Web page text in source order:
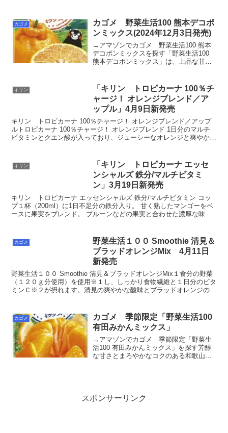
カゴメ
カゴメ 野菜生活100 熊本デコポ
ンミックス(2024年12月3日発売)
→アマゾンでカゴメ 野菜生活100 熊本
デコポンミックスを探す「野菜生活100
熊本デコポンミックス」は、上品な甘さ
糖不使用で、1日分※のビタミンＣを摂る
ことができ...
キリン
「キリン トロピカーナ 100％チ
ャージ！ オレンジブレンド／ア
ップル」4月9日新発売
キリン トロピカーナ 100％チャージ！ オレンジブレンド／アップ
ルトロピカーナ 100％チャージ！ オレンジブレンド 1日分のマルチ
ビタミンとクエン酸が入っており、ジューシーなオレンジと爽やかな
キリン
「キリン トロピカーナ エッセ
ンシャルズ 鉄分/マルチビタミ
ン」3月19日新発売
キリン トロピカーナ エッセンシャルズ 鉄分/マルチビタミン コッ
プ１杯（200ml）に1日不足分の鉄分入り。 甘く熟したマンゴーをベ
ースに果実をブレンド。 プルーンなどの果実と合わせた濃厚な味わ
カゴメ
野菜生活１００ Smoothie 清見＆
ブラッドオレンジMix 4月11日
新発売
野菜生活１００ Smoothie 清見＆ブラッドオレンジMix１食分の野菜
（１２０ｇ分使用）を使用※１し、しっかり食物繊維と１日分のビタ
ミンＣ※２が摂れます。清見の爽やかな酸味とブラッドオレンジのま
カゴメ
カゴメ 季節限定「野菜生活100
有田みかんミックス」
→アマゾンでカゴメ 季節限定「野菜生
活100 有田みかんミックス」を探す芳醇
な甘さとまろやかなコクのある和歌山県
スポンサーリンク